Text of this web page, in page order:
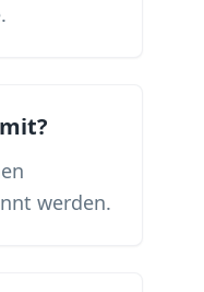
werden.